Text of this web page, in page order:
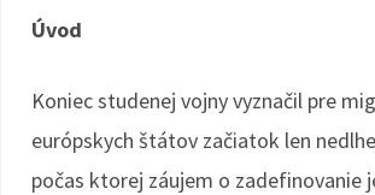
Úvod
Koniec studenej vojny vyznačil pre
európskych štátov začiatok len
počas ktorej záujem o zadefinovanie